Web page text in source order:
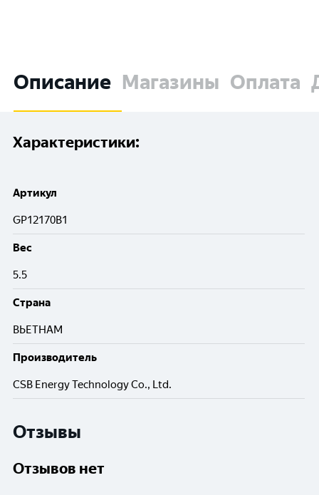
Описание Магазины Оплата
Характеристики:
Артикул
GP12170B1
Вес
5.5
Cтрана
ВЬЕТНАМ
Производитель
CSB Energy Technology Co., Ltd.
Отзывы
Отзывов нет